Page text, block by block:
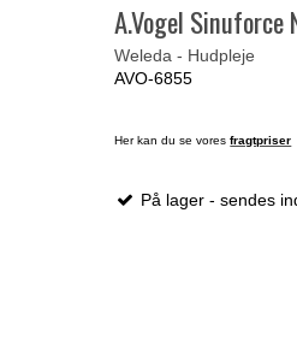
A.Vogel
Weleda - Hudpleje
AVO-6855
Her kan du se voresfragtpriser
På lager - sendes